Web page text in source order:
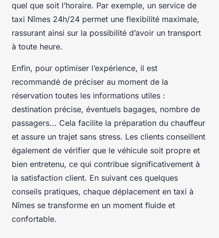
quel que soit l’horaire. Par exemple, un service de
taxi Nîmes 24h/24 permet une flexibilité maximale,
rassurant ainsi sur la possibilité d’avoir un transport
à toute heure.
Enfin, pour optimiser l’expérience, il est
recommandé de préciser au moment de la
réservation toutes les informations utiles :
destination précise, éventuels bagages, nombre de
passagers... Cela facilite la préparation du chauffeur
et assure un trajet sans stress. Les clients conseillent
également de vérifier que le véhicule soit propre et
bien entretenu, ce qui contribue significativement à
la satisfaction client. En suivant ces quelques
conseils pratiques, chaque déplacement en taxi à
Nîmes se transforme en un moment fluide et
confortable.